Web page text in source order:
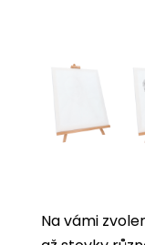
Na vámi